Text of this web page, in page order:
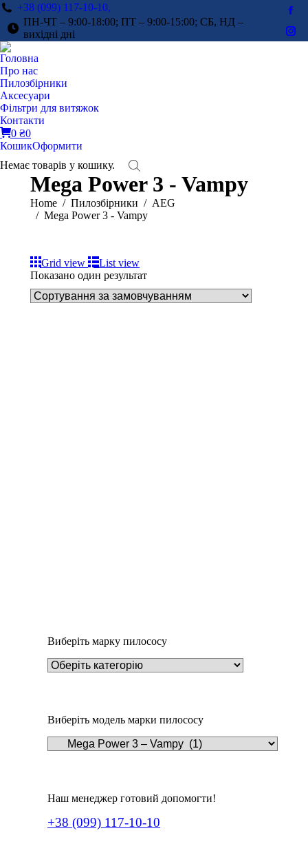
+38 (099) 117-10-10,
ПН-ЧТ – 9:00-18:00; ПТ – 9:00-15:00; СБ, НД –
вихідні дні
Головна
Про нас
Пилозбірники
Аксесуари
Фільтри для витяжок
Контакти
0 ₴0
КошикОформити
Немає товарів у кошику.
Mega Power 3 - Vampy
You are here:
Home Пилозбірники
AEG
Mega Power 3 - Vampy
Grid view
List view
Показано один результат
Виберіть марку пилососу
Виберіть модель марки пилососу
Наш менеджер готовий допомогти!
+38 (099) 117-10-10